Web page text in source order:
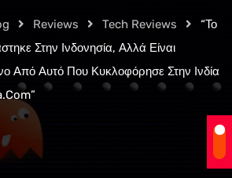
Reviews Tech Reviews
“Το
Στην Ινδονησία, Αλλά Είναι
Από Αυτό Που Κυκλοφόρησε Στην Ινδία